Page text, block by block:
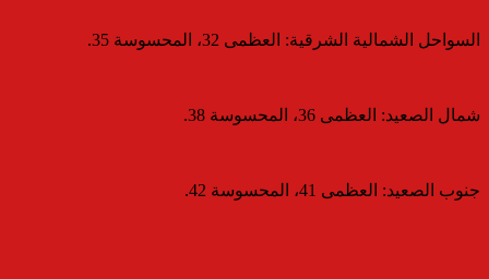
​السواحل الشمالية الشرقية: العظمى 32، المحسوسة 35.
​شمال الصعيد: العظمى 36، المحسوسة 38.
​جنوب الصعيد: العظمى 41، المحسوسة 42.